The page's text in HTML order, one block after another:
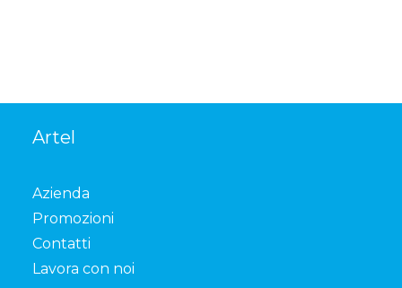
Artel
Azienda
Promozioni
Contatti
Lavora con noi